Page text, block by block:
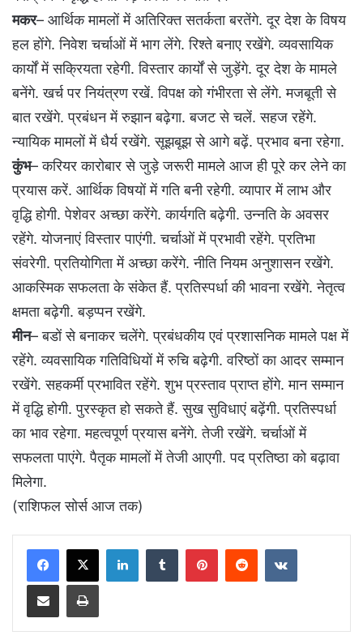
मकर– आर्थिक मामलों में अतिरिक्त सतर्कता बरतेंगे. दूर देश के विषय
हल होंगे. निवेश चर्चाओं में भाग लेंगे. रिश्ते बनाए रखेंगे. व्यवसायिक
कार्यों में सक्रियता रहेगी. विस्तार कार्यों से जुड़ेंगे. दूर देश के मामले
बनेंगे. खर्च पर नियंत्रण रखें. विपक्ष को गंभीरता से लेंगे. मजबूती से
बात रखेंगे. प्रबंधन में रुझान बढ़ेगा. बजट से चलें. सहज रहेंगे.
न्यायिक मामलों में धैर्य रखेंगे. सूझबूझ से आगे बढ़ें. प्रभाव बना रहेगा.
कुंभ– करियर कारोबार से जुड़े जरूरी मामले आज ही पूरे कर लेने का
प्रयास करें. आर्थिक विषयों में गति बनी रहेगी. व्यापार में लाभ और
वृद्धि होगी. पेशेवर अच्छा करेंगे. कार्यगति बढ़ेगी. उन्नति के अवसर
रहेंगे. योजनाएं विस्तार पाएंगी. चर्चाओं में प्रभावी रहेंगे. प्रतिभा
संवरेगी. प्रतियोगिता में अच्छा करेंगे. नीति नियम अनुशासन रखेंगे.
आकस्मिक सफलता के संकेत हैं. प्रतिस्पर्धा की भावना रखेंगे. नेतृत्व
क्षमता बढ़ेगी. बड़प्पन रखेंगे.
मीन– बडों से बनाकर चलेंगे. प्रबंधकीय एवं प्रशासनिक मामले पक्ष में
रहेंगे. व्यवसायिक गतिविधियों में रुचि बढ़ेगी. वरिष्ठों का आदर सम्मान
रखेंगे. सहकर्मी प्रभावित रहेंगे. शुभ प्रस्ताव प्राप्त होंगे. मान सम्मान
में वृद्धि होगी. पुरस्कृत हो सकते हैं. सुख सुविधाएं बढ़ेंगी. प्रतिस्पर्धा
का भाव रहेगा. महत्वपूर्ण प्रयास बनेंगे. तेजी रखेंगे. चर्चाओं में
सफलता पाएंगे. पैतृक मामलों में तेजी आएगी. पद प्रतिष्ठा को बढ़ावा
मिलेगा.
(राशिफल सोर्स आज तक)